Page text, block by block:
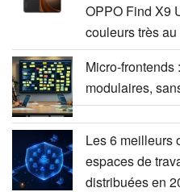
OPPO Find X9
couleurs très
Micro-
modulaires,
Les 6 meilleurs
espaces de
distribuées en